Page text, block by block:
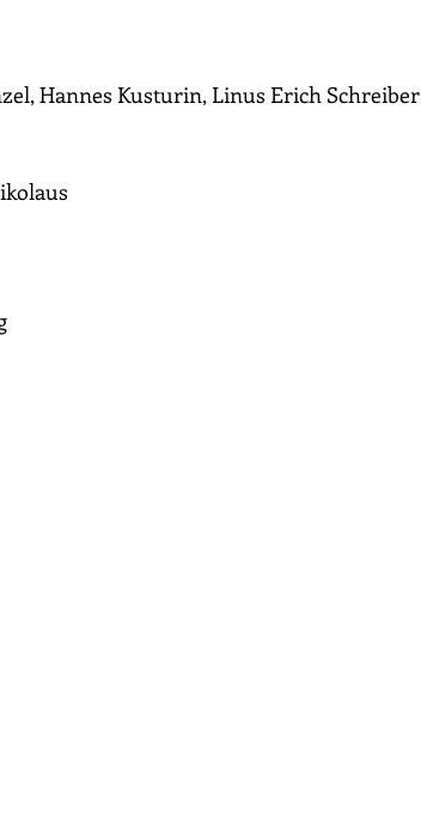
Hannes Kusturin, Linus Erich Schreiber